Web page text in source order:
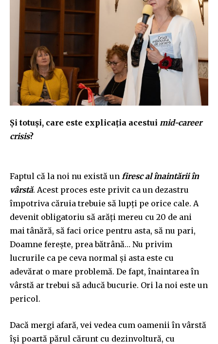
Și totuși, care este explicația acestui mid-career
crisis?
Faptul că la noi nu există un firesc al înaintării în
vârstă. Acest proces este privit ca un dezastru
împotriva căruia trebuie să lupți pe orice cale. A
devenit obligatoriu să arăți mereu cu 20 de ani
mai tânără, să faci orice pentru asta, să nu pari,
Doamne ferește, prea bătrână… Nu privim
lucrurile ca pe ceva normal și asta este cu
adevărat o mare problemă. De fapt, înaintarea în
vârstă ar trebui să aducă bucurie. Ori la noi este un
pericol.
Dacă mergi afară, vei vedea cum oamenii în vârstă
își poartă părul cărunt cu dezinvoltură, cu